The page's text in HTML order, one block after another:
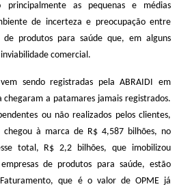
as pequenas e médias
de incerteza e preocupação entre
de produtos para saúde que, em alguns
comercial.
sendo registradas pela ABRAIDI em
chegaram a patamares jamais registrados.
ou não realizados pelos clientes,
chegou à marca de R$ 4,587 bilhões, no
total, R$ 2,2 bilhões, que imobilizou
de produtos para saúde, estão
que é o valor de OPME já